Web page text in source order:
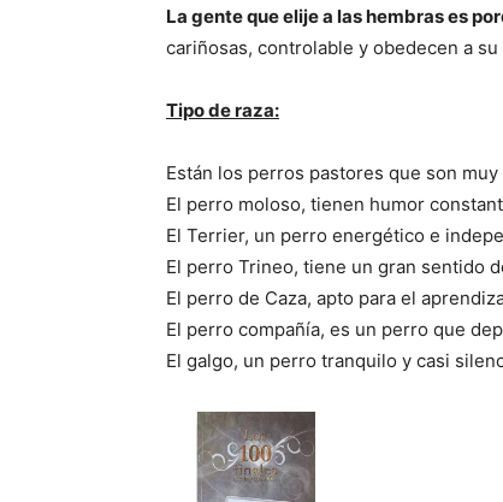
La gente que elije a las hembras es
cariñosas, controlable y obedecen a su
Tipo de raza:
Están los perros pastores que son
El perro moloso, tienen humor
El Terrier, un perro energético e
El perro Trineo, tiene un gran sentido
El perro de Caza, apto para el
El perro compañía, es un perro que
El galgo, un perro tranquilo y casi